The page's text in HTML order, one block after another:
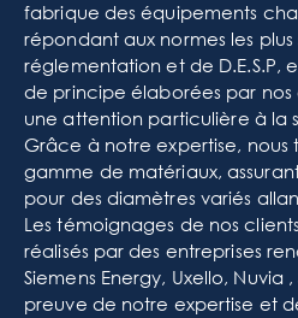
fabrique des équipements
répondant aux normes les
réglementation et de D.E.S.P,
de principe élaborées par nos
une attention particulière à la
Grâce à notre expertise, nous
gamme de matériaux,
pour des diamètres variés
Les témoignages de nos
réalisés par des entreprises
Siemens Energy, Uxello, Nuvia
preuve de notre expertise et